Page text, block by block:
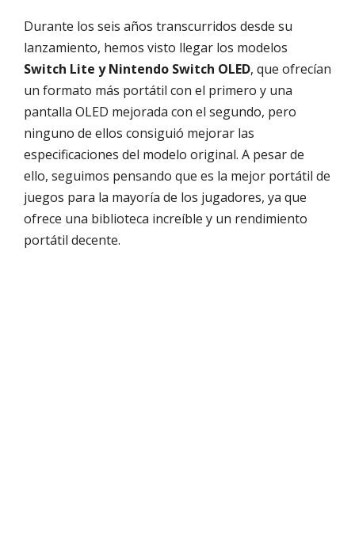
Durante los seis años transcurridos desde su
lanzamiento, hemos visto llegar los modelos
Switch Lite y Nintendo Switch OLED, que ofrecían
un formato más portátil con el primero y una
pantalla OLED mejorada con el segundo, pero
ninguno de ellos consiguió mejorar las
especificaciones del modelo original. A pesar de
ello, seguimos pensando que es la mejor portátil de
juegos para la mayoría de los jugadores, ya que
ofrece una biblioteca increíble y un rendimiento
portátil decente.